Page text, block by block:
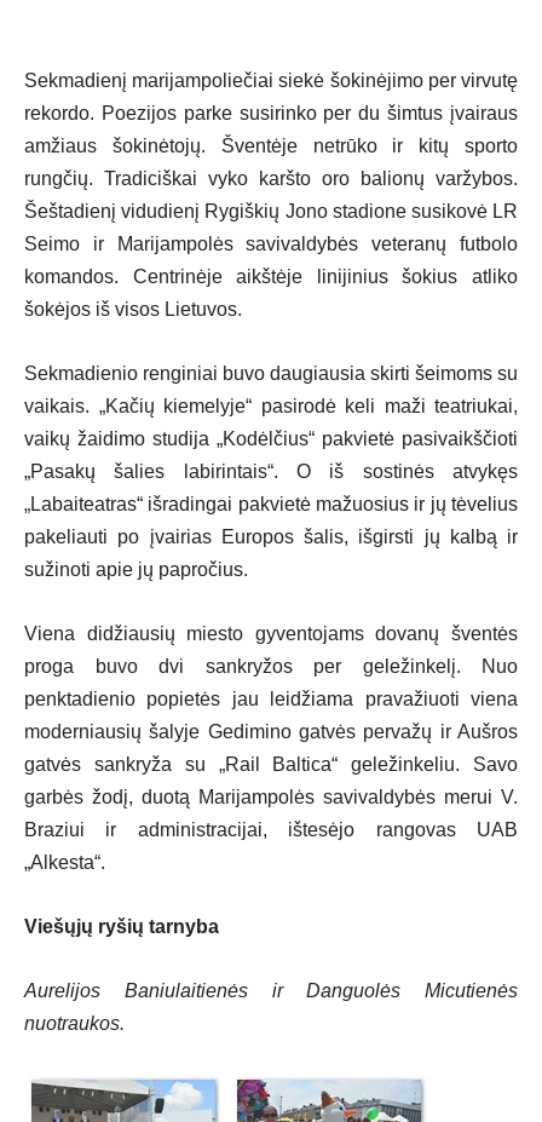
Sekmadienį marijampoliečiai siekė šokinėjimo per virvutę
rekordo. Poezijos parke susirinko per du šimtus įvairaus
amžiaus šokinėtojų. Šventėje netrūko ir kitų sporto
rungčių. Tradiciškai vyko karšto oro balionų varžybos.
Šeštadienį vidudienį Rygiškių Jono stadione susikovė LR
Seimo ir Marijampolės savivaldybės veteranų futbolo
komandos. Centrinėje aikštėje linijinius šokius atliko
šokėjos iš visos Lietuvos.
Sekmadienio renginiai buvo daugiausia skirti šeimoms su
vaikais. „Kačių kiemelyje“ pasirodė keli maži teatriukai,
vaikų žaidimo studija „Kodėlčius“ pakvietė pasivaikščioti
„Pasakų šalies labirintais“. O iš sostinės atvykęs
„Labaiteatras“ išradingai pakvietė mažuosius ir jų tėvelius
pakeliauti po įvairias Europos šalis, išgirsti jų kalbą ir
sužinoti apie jų papročius.
Viena didžiausių miesto gyventojams dovanų šventės
proga buvo dvi sankryžos per geležinkelį. Nuo
penktadienio popietės jau leidžiama pravažiuoti viena
moderniausių šalyje Gedimino gatvės pervažų ir Aušros
gatvės sankryža su „Rail Baltica“ geležinkeliu. Savo
garbės žodį, duotą Marijampolės savivaldybės merui V.
Braziui ir administracijai, ištesėjo rangovas UAB
„Alkesta“.
Viešųjų ryšių tarnyba
Aurelijos Baniulaitienės ir Danguolės Micutienės
nuotraukos.